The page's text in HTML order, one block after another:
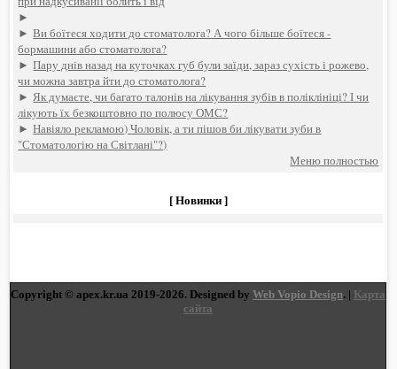
►
►Ви боїтеся ходити до стоматолога? А чого більше боїтеся -
бормашини або стоматолога?
►Пару днів назад на куточках губ були заїди, зараз сухість і рожево,
чи можна завтра йти до стоматолога?
►Як думаєте, чи багато талонів на лікування зубів в поліклініці? І чи
лікують їх безкоштовно по полюсу ОМС?
►Навіяло рекламою) Чоловік, а ти пішов би лікувати зуби в
"Стоматологію на Світлані"?)
Меню полностью
[ Новинки ]
Copyright © apex.kr.ua 2019-2026. Designed byWeb Vopio Design. | Карта
сайта